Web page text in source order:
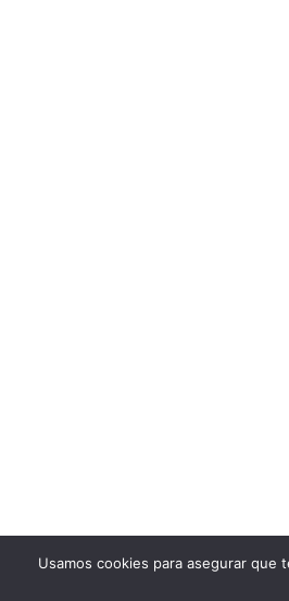
Usamos cookies para asegurar